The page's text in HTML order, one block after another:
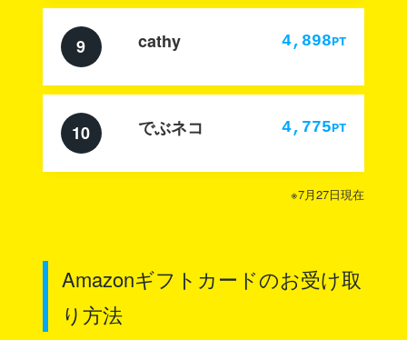
9 cathy 4,898PT
10 でぶネコ 4,775PT
※7月27日現在
Amazonギフトカードのお受け取
り方法